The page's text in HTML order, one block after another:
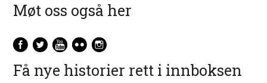
Møt oss også her
Få nye historier rett i innboksen